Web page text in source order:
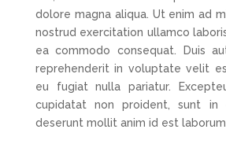
dolore magna aliqua. Ut enim ad
nostrud exercitation ullamco
ea commodo consequat. Duis
reprehenderit in voluptate velit
eu fugiat nulla pariatur.
cupidatat non proident, sunt in
deserunt mollit anim id est